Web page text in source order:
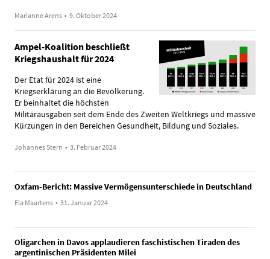
Marianne Arens • 9. Oktober 2024
Ampel-Koalition beschließt
Kriegshaushalt für 2024
Der Etat für 2024 ist eine
Kriegserklärung an die Bevölkerung.
Er beinhaltet die höchsten
Militärausgaben seit dem Ende des Zweiten Weltkriegs und massive
Kürzungen in den Bereichen Gesundheit, Bildung und Soziales.
Johannes Stern • 3. Februar 2024
Oxfam-Bericht: Massive Vermögensunterschiede in Deutschland
Ela Maartens • 31. Januar 2024
Oligarchen in Davos applaudieren faschistischen Tiraden des
argentinischen Präsidenten Milei